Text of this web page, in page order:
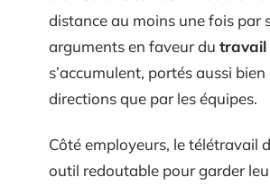
distance au moins une fois par
arguments en faveur du travail
s’accumulent, portés aussi bien
directions que par les équipes.
Côté employeurs, le télétravail
outil redoutable pour garder